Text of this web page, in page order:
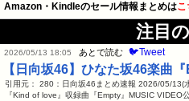
Amazon・Kindleのセール情報まとめはこ
注目
2026/05/13 18:05 あとで読む 🐦Tweet
【日向坂46】ひなた坂46楽曲
引用元： 280：日向坂46まとめ速報 2026/05/
『Kind of love』収録曲『Empty』MUSIC VIDEO